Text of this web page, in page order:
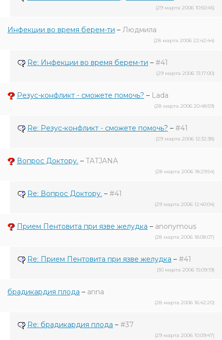
(29 марта 2006 10:50:45)
Инфекции во время берем-ти – Людмила
(28 марта 2006 22:42:44)
Re: Инфекции во время берем-ти – #41
(29 марта 2006 13:17:00)
Резус-конфликт - сможете помочь? – Lada
(28 марта 2006 20:48:59)
Re: Резус-конфликт - сможете помочь? – #41
(29 марта 2006 12:32:38)
Вопрос Доктору. – TATJANA
(28 марта 2006 18:29:54)
Re: Вопрос Доктору. – #41
(29 марта 2006 12:40:04)
Прием Пентовита при язве желудка – anonymous
(28 марта 2006 18:08:07)
Re: Прием Пентовита при язве желудка – #41
(30 марта 2006 15:09:19)
брадикардия плода – anna
(28 марта 2006 16:42:20)
Re: брадикардия плода – #37
(29 марта 2006 10:09:47)